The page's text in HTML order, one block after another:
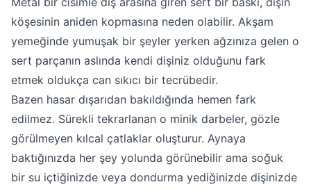
köşesinin aniden kopmasına neden olabilir. Akşam
yemeğinde yumuşak bir şeyler yerken ağzınıza gelen o
sert parçanın aslında kendi dişiniz olduğunu fark
etmek oldukça can sıkıcı bir tecrübedir.
Bazen hasar dışarıdan bakıldığında hemen fark
edilmez. Sürekli tekrarlanan o minik darbeler, gözle
görülmeyen kılcal çatlaklar oluşturur. Aynaya
baktığınızda her şey yolunda görünebilir ama soğuk
bir su içtiğinizde veya dondurma yediğinizde dişinizde